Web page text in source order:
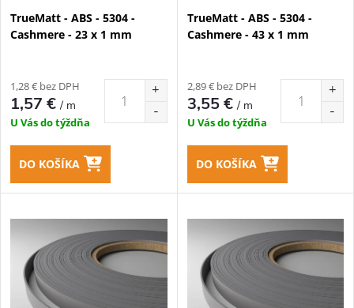
p
o
d
u
k
p
r
o
d
u
k
t
o
TrueMatt - ABS - 5304 -
Cashmere - 23 x 1 mm
1,28 € bez DPH
1,57 €/ m
U Vás do týždňa
DO KOŠÍKA
TrueMatt - ABS - 5304 -
Cashmere - 43 x 1 mm
2,89 € bez DPH
3,55 €/ m
U Vás do týždňa
DO KOŠÍKA